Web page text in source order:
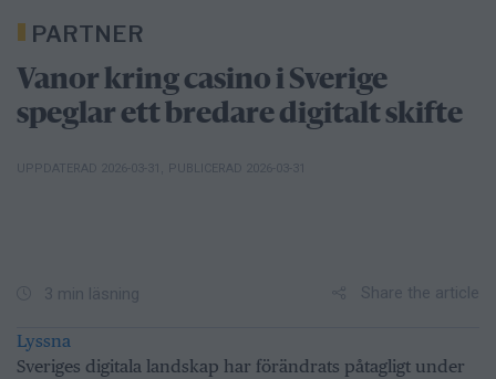
PARTNER
Vanor kring casino i Sverige
speglar ett bredare digitalt skifte
UPPDATERAD 2026-03-31 PUBLICERAD 2026-03-31
3 min läsning Share the article
Lyssna
Sveriges digitala landskap har förändrats påtagligt under